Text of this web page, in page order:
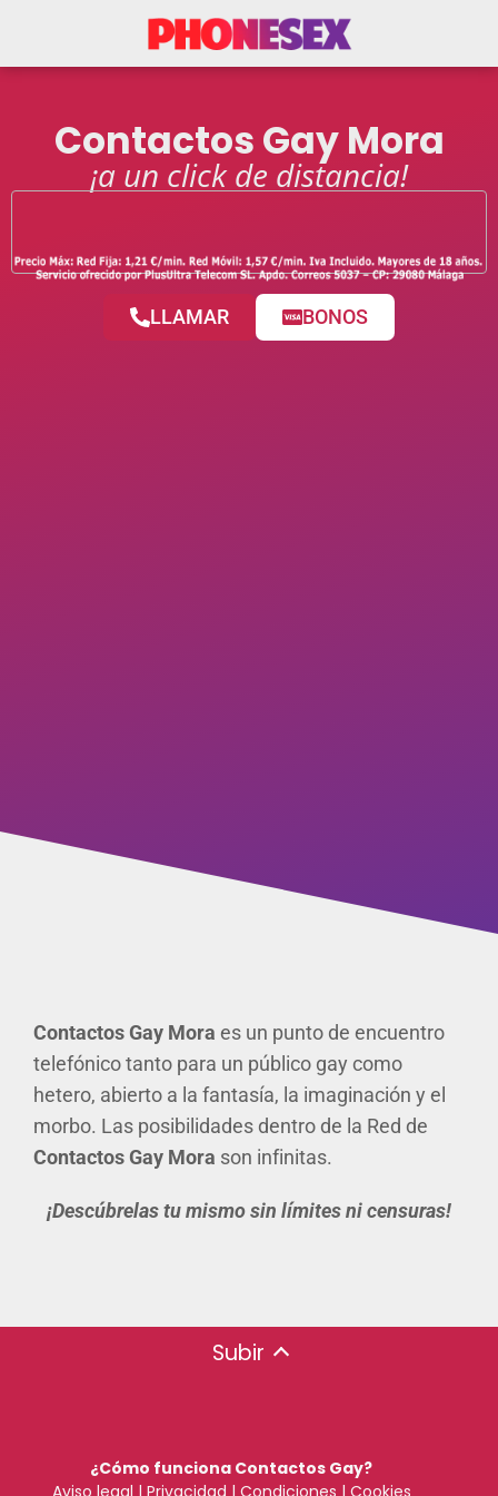
Contactos Gay Mora
¡a un click de distancia!
LLAMAR BONOS
Contactos Gay Mora es un punto de encuentro
telefónico tanto para un público gay como
hetero, abierto a la fantasía, la imaginación y el
morbo. Las posibilidades dentro de la Red de
Contactos Gay Mora son infinitas.
¡Descúbrelas tu mismo sin límites ni censuras!
Subir
¿Cómo funciona Contactos Gay?